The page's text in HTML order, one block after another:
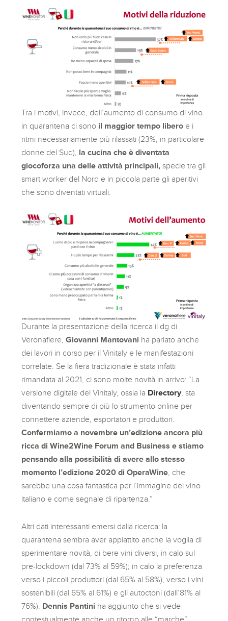
Tra i motivi, invece, dell’aumento di consumo di vino
in quarantena ci sono il maggior tempo libero e i
ritmi necessariamente più rilassati (23%, in particolare
donne del Sud), la cucina che è diventata
giocoforza una delle attività principali, specie tra gli
smart worker del Nord e in piccola parte gli aperitivi
che sono diventati virtuali.
Durante la presentazione della ricerca il dg di
Veronafiere,Giovanni Mantovani ha parlato anche
dei lavori in corso per il Vinitaly e le manifestazioni
correlate. Se la fiera tradizionale è stata infatti
rimandata al 2021, ci sono molte novità in arrivo: “La
versione digitale del Vinitaly, ossia la Directory, sta
diventando sempre di più lo strumento online per
connettere aziende, esportatori e produttori.
Confermiamo a novembre un’edizione ancora più
ricca di Wine2Wine Forum and Business e stiamo
pensando alla possibilità di avere allo stesso
momento l’edizione 2020 di OperaWine , che
sarebbe una cosa fantastica per l’immagine del vino
italiano e come segnale di ripartenza.”
Altri dati interessanti emersi dalla ricerca: la
quarantena sembra aver appiattito anche la voglia di
sperimentare novità, di bere vini diversi, in calo sul
pre-lockdown (dal 73% al 59%); in calo la preferenza
verso i piccoli produttori (dal 65% al 58%), verso i vini
sostenibili (dal 65% al 61%) e gli autoctoni (dall’81% al
76%). Dennis Pantini ha aggiunto che si vede
contestualmente anche un ritorno alle “marche”,